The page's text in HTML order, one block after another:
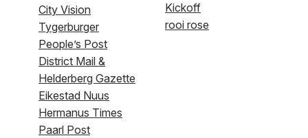
City Vision
Tygerburger
People’s Post
District Mail &
Helderberg Gazette
Eikestad Nuus
Hermanus Times
Paarl Post
Kickoff
rooi rose